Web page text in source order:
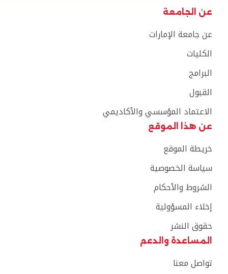
عن الجامعة
عن جامعة الإمارات
الكليات
البرامج
القبول
الاعتماد المؤسسي والأكاديمي
عن هذا الموقع
خريطة الموقع
سياسة الخصوصية
الشروط والأحكام
إخلاء المسؤولية
حقوق النشر
المساعدة والدعم
تواصل معنا